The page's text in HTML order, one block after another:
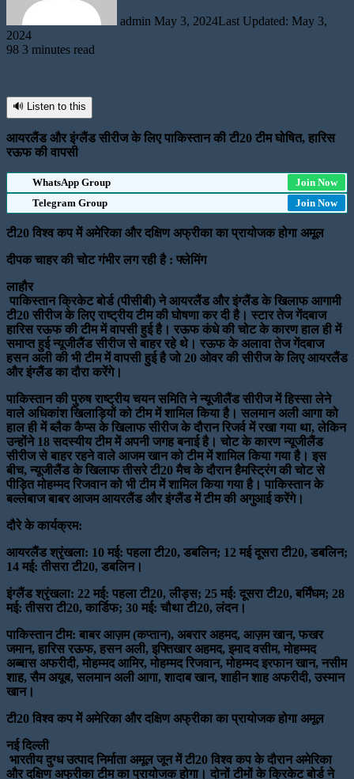
admin May 3, 2024Last Updated: May 3,
2024
98 3 minutes read
🔊 Listen to this
आयरलैंड और इंग्लैंड सीरीज के लिए पाकिस्तान की टी20 टीम घोषित, हारिस
रऊफ की वापसी
WhatsApp Group
Join Now
Telegram Group
Join Now
टी20 विश्व कप में अमेरिका और दक्षिण अफ्रीका का प्रायोजक होगा अमूल
दीपक चाहर की चोट गंभीर लग रही है : फ्लेमिंग
लाहौर
पाकिस्तान क्रिकेट बोर्ड (पीसीबी) ने आयरलैंड और इंग्लैंड के खिलाफ आगामी
टी20 सीरीज के लिए राष्ट्रीय टीम की घोषणा कर दी है। स्टार तेज गेंदबाज
हारिस रऊफ की टीम में वापसी हुई है। रऊफ कंधे की चोट के कारण हाल ही में
समाप्त हुई न्यूजीलैंड सीरीज से बाहर रहे थे। रऊफ के अलावा तेज गेंदबाज
हसन अली की भी टीम में वापसी हुई है जो 20 ओवर की सीरीज के लिए आयरलैंड
और इंग्लैंड का दौरा करेंगे।
पाकिस्तान की पुरुष राष्ट्रीय चयन समिति ने न्यूजीलैंड सीरीज में हिस्सा लेने
वाले अधिकांश खिलाड़ियों को टीम में शामिल किया है। सलमान अली आगा को
हाल ही में ब्लैक कैप्स के खिलाफ सीरीज के दौरान रिजर्व में रखा गया था, लेकिन
उन्होंने 18 सदस्यीय टीम में अपनी जगह बनाई है। चोट के कारण न्यूजीलैंड
सीरीज से बाहर रहने वाले आजम खान को टीम में शामिल किया गया है। इस
बीच, न्यूजीलैंड के खिलाफ तीसरे टी20 मैच के दौरान हैमस्ट्रिंग की चोट से
पीड़ित मोहम्मद रिजवान को भी टीम में शामिल किया गया है। पाकिस्तान के
बल्लेबाज बाबर आजम आयरलैंड और इंग्लैंड में टीम की अगुआई करेंगे।
दौरे के कार्यक्रम:
आयरलैंड श्रृंखला: 10 मई: पहला टी20, डबलिन; 12 मई दूसरा टी20, डबलिन;
14 मई: तीसरा टी20, डबलिन।
इंग्लैंड श्रृंखला: 22 मई: पहला टी20, लीड्स; 25 मई: दूसरा टी20, बर्मिंघम; 28
मई: तीसरा टी20, कार्डिफ; 30 मई: चौथा टी20, लंदन।
पाकिस्तान टीम: बाबरआज़म (कप्तान), अबरार अहमद, आज़म खान, फखर
जमान, हारिस रऊफ, हसन अली, इफ्तिखार अहमद, इमाद वसीम, मोहम्मद
अब्बास अफरीदी, मोहम्मद आमिर, मोहम्मद रिजवान, मोहम्मद इरफान खान, नसीम
शाह, सैम अयूब, सलमान अली आगा, शादाब खान, शाहीन शाह अफरीदी, उस्मान
खान।
टी20 विश्व कप में अमेरिका और दक्षिण अफ्रीका का प्रायोजक होगा अमूल
नई दिल्ली
भारतीय दुग्ध उत्पाद निर्माता अमूल जून में टी20 विश्व कप के दौरान अमेरिका
और दक्षिण अफ्रीका टीम का प्रायोजक होगा। दोनों टीमों के क्रिकेट बोर्ड ने